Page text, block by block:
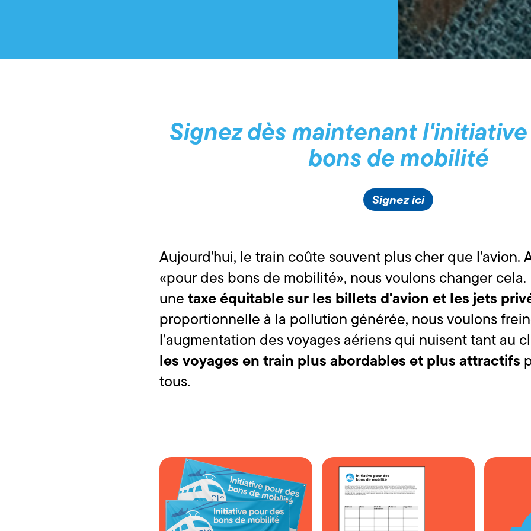
Signez dès maintenant
bons de mobilité
Signez ici
Aujourd'hui, le train coûte souvent plus cher que l'avion.
«pour des bons de mobilité», nous voulons changer
unetaxe équitable sur les billets d'avion et les jets
proportionnelle à la pollution générée, nous voulons
l’augmentation des voyages aériens qui nuisent tant au
les voyages en train plus abordables et plus attractifs
tous.